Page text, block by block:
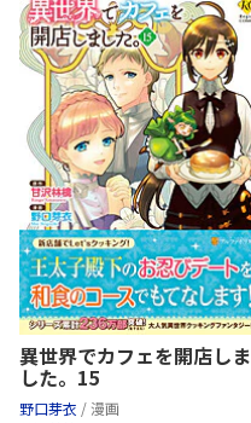
異世界でカフェを開店しま
した。15
野口芽衣 / 漫画